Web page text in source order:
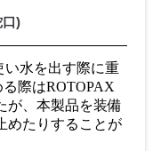
)
い水を出す際に重
際はROTOPAX
が、本製品を装備
めたりすることが